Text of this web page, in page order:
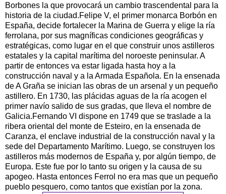
Borbones la que provocará un cambio trascendental para la
historia de la ciudad.Felipe V, el primer monarca Borbón en
España, decide fortalecer la Marina de Guerra y elige la ría
ferrolana, por sus magníficas condiciones geográficas y
estratégicas, como lugar en el que construir unos astilleros
estatales y la capital marítima del noroeste peninsular. A
partir de entonces va estar ligada hasta hoy a la
construcción naval y a la Armada Española. En la ensenada
de A Graña se inician las obras de un arsenal y un pequeño
astillero. En 1730, las plácidas aguas de la ría acogen el
primer navío salido de sus gradas, que lleva el nombre de
Galicia.Fernando VI dispone en 1749 que se traslade a la
ribera oriental del monte de Esteiro, en la ensenada de
Caranza, el enclave industrial de la construcción naval y la
sede del Departamento Marítimo. Luego, se construyen los
astilleros más modernos de España y, por algún tiempo, de
Europa. Este fue por lo tanto su origen y la causa de su
apogeo. Hasta entonces Ferrol no era mas que un pequeño
pueblo pesquero, como tantos que existían por la zona.